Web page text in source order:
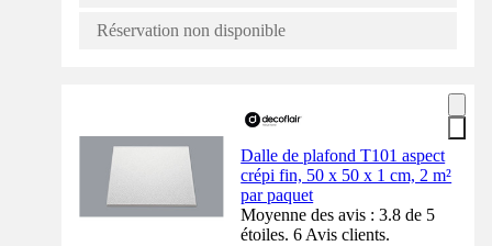
Réservation non disponible
Dalle de plafond T101 aspect
crépi fin, 50 x 50 x 1 cm, 2 m²
par paquet
Moyenne des avis : 3.8 de 5
étoiles. 6 Avis clients.